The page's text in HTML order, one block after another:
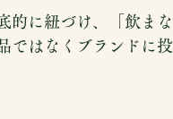
的に紐づけ、「飲まな
ではなくブランドに投